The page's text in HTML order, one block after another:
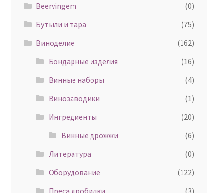
Beervingem
(0)
Бутыли и тара
(75)
Виноделие
(162)
Бондарные изделия
(16)
Винные наборы
(4)
Винозаводики
(1)
Ингредиенты
(20)
Винные дрожжи
(6)
Литература
(0)
Оборудование
(122)
Преса.дробилки.
(3)